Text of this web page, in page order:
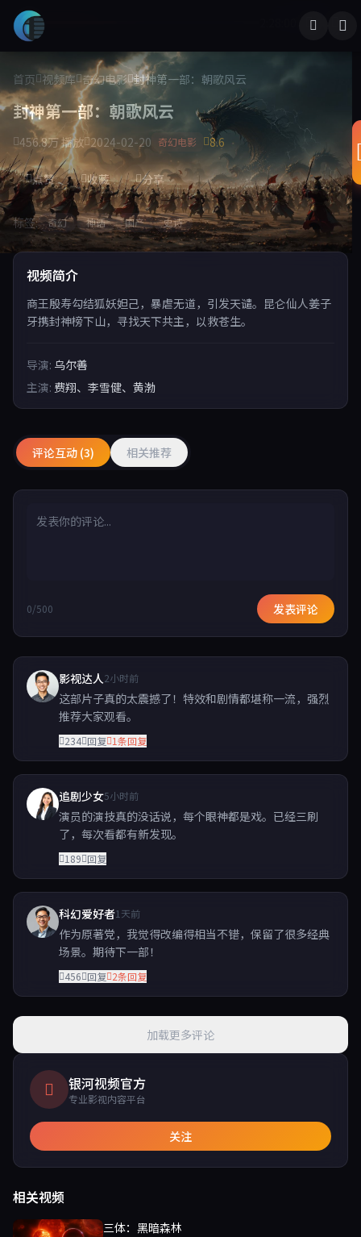
首页 视频库 奇幻电影 封神第一部：朝歌风云
封神第一部：朝歌风云
456.8万 播放 2024-02-20 奇幻电影 8.6
点赞 收藏 分享
标签: 奇幻 神话 国产 史诗
视频简介
商王殷寿勾结狐妖妲己，暴虐无道，引发天谴。昆仑仙人姜子
牙携封神榜下山，寻找天下共主，以救苍生。
导演: 乌尔善
主演: 费翔、李雪健、黄渤
评论互动 (3) 相关推荐
0/500 发表评论
影视达人2小时前
这部片子真的太震撼了！特效和剧情都堪称一流，强烈
推荐大家观看。
234 回复 1条回复
追剧少女5小时前
演员的演技真的没话说，每个眼神都是戏。已经三刷
了，每次看都有新发现。
189 回复
科幻爱好者1天前
作为原著党，我觉得改编得相当不错，保留了很多经典
场景。期待下一部！
456 回复 2条回复
加载更多评论
银河视频官方
专业影视内容平台
关注
相关视频
三体：黑暗森林